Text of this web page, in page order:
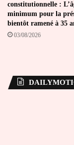
constitutionnelle :
minimum pour la
bientôt ramené à 35
03/08/2026